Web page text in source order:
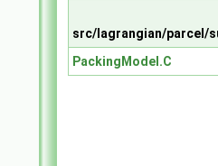
src/lagrangian/parcel/
PackingModel.C